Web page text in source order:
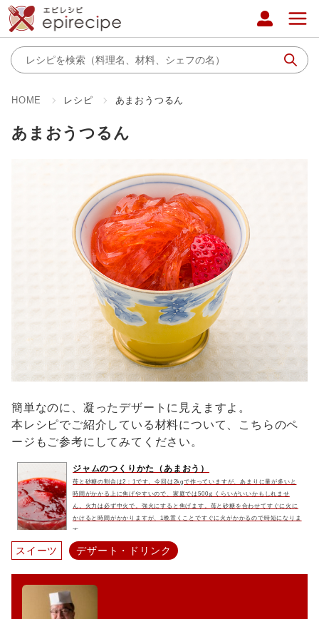
HOME レシピ あまおうつるん
あまおうつるん
簡単なのに、凝ったデザートに見えますよ。
本レシピでご紹介している材料について、こちらのペ
ージもご参考にしてみてください。
ジャムのつくりかた（あまおう）
苺と砂糖の割合は2：1です。今回は2kgで作っていますが、あまりに量が多いと
時間がかかる上に焦げやすいので、家庭では500ｇくらいがいいかもしれませ
ん。火力は必ず中火で。強火にすると焦げます。苺と砂糖を合わせてすぐに火に
かけると時間がかかりますが、1晩置くことですぐに火がかかるので時短になりま
す。
スイーツ デザート・ドリンク